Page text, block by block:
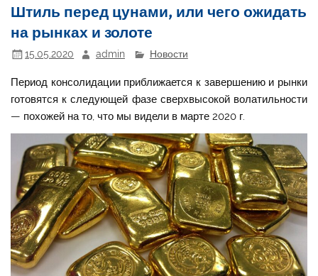
Штиль перед цунами, или чего ожидать
на рынках и золоте
15.05.2020 admin Новости
Период консолидации приближается к завершению и рынки
готовятся к следующей фазе сверхвысокой волатильности
— похожей на то, что мы видели в марте 2020 г.